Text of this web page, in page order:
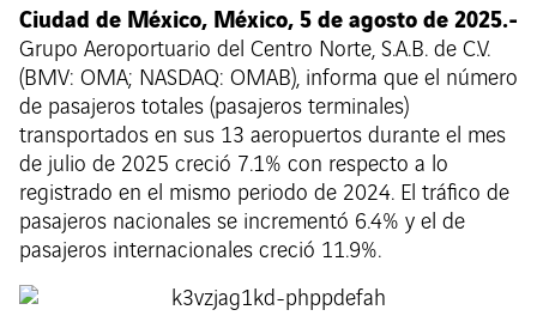
Ciudad de México, México, 5 de agosto de 2025.-
Grupo Aeroportuario del Centro Norte, S.A.B. de C.V.
(BMV: OMA; NASDAQ: OMAB), informa que el número
de pasajeros totales (pasajeros terminales)
transportados en sus 13 aeropuertos durante el mes
de julio de 2025 creció 7.1% con respecto a lo
registrado en el mismo periodo de 2024. El tráfico de
pasajeros nacionales se incrementó 6.4% y el de
pasajeros internacionales creció 11.9%.